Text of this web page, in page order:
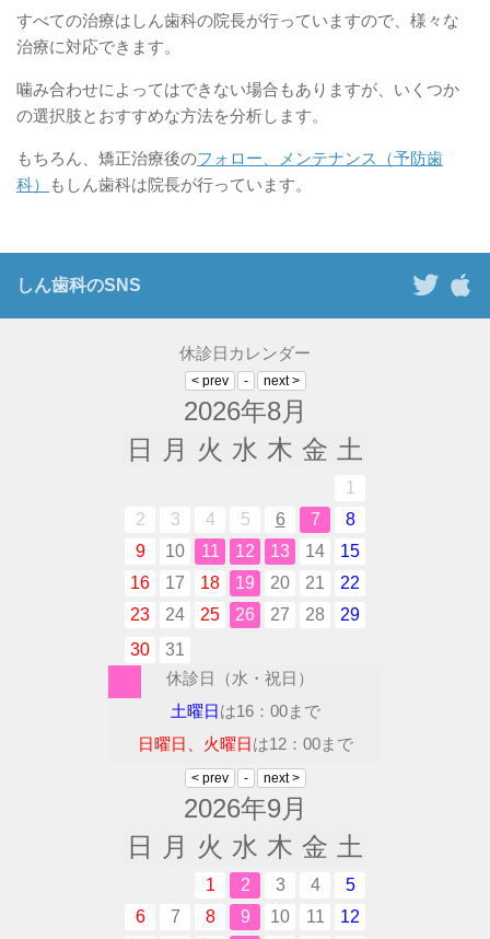
すべての治療はしん歯科の院長が行っていますので、様々な
治療に対応できます。
噛み合わせによってはできない場合もありますが、いくつか
の選択肢とおすすめな方法を分析します。
もちろん、矯正治療後のフォロー、メンテナンス（予防歯
科）
もしん歯科は院長が行っています。
しん歯科のSNS
休診日カレンダー
2026年8月
日
月 火 水 木 金 土
1
2
3 4 5 6 7
8
9
10 11 12 13 14
15
16
17 18 19 20 21
22
23
24 25 26 27 28
29
30
31
休診日（水・祝日）
土曜日は16：00まで
日曜日、火曜日は12：00まで
2026年9月
日
月 火 水 木 金 土
1 2 3 4
5
6
7 8 9 10 11
12